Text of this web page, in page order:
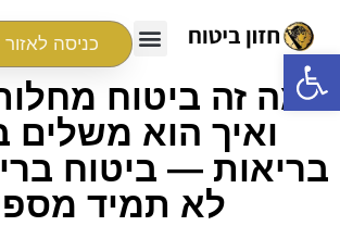
פתח סרגל נגישות כניסה לאזור
מה זה ביטוח
ואיך הוא משלים
בריאות — ביטוח
לא תמיד